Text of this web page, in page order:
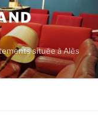
située à Alès